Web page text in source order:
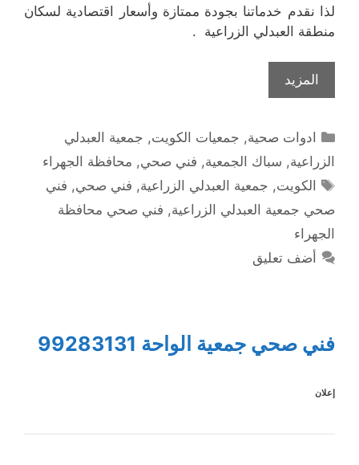
لذا نقدم خدماتنا بجودة ممتازة وأسعار اقتصادية لسكان
منطقة العبدلي الزراعية .
المزيد
التصنيفات
ادوات صحية, جمعيات الكويت, جمعية العبدلي
الزراعية, سباك الجمعية, فني صحي, محافظة الجهراء
الوسوم
الكويت, جمعية العبدلي الزراعية, فني صحي, فني
صحي جمعية العبدلي الزراعية, فني صحي محافظة
الجهراء
أضف تعليق
فني صحي جمعية الواحة 99283131
إعلان